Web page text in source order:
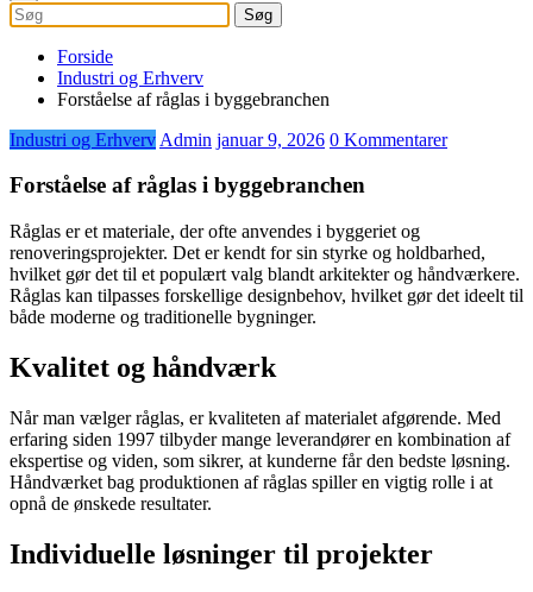
Forside
Industri og Erhverv
Forståelse af råglas i byggebranchen
Industri og Erhverv Admin januar 9, 2026 0 Kommentarer
Forståelse af råglas i byggebranchen
Råglas er et materiale, der ofte anvendes i byggeriet og
renoveringsprojekter. Det er kendt for sin styrke og holdbarhed,
hvilket gør det til et populært valg blandt arkitekter og håndværkere.
Råglas kan tilpasses forskellige designbehov, hvilket gør det ideelt til
både moderne og traditionelle bygninger.
Kvalitet og håndværk
Når man vælger råglas, er kvaliteten af materialet afgørende. Med
erfaring siden 1997 tilbyder mange leverandører en kombination af
ekspertise og viden, som sikrer, at kunderne får den bedste løsning.
Håndværket bag produktionen af råglas spiller en vigtig rolle i at
opnå de ønskede resultater.
Individuelle løsninger til projekter